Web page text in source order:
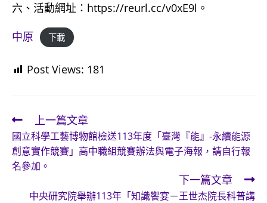
六、活動網址：https://reurl.cc/v0xE9l。
中原
下載
Post Views: 181
Read
more
articles
上一篇文章
國立科學工藝博物館檢送113年度「臺灣『能』-永續能源
創意實作競賽」高中職組競賽辦法與電子海報，請自行報
名參加。
下一篇文章
中央研究院舉辦113年「知識饗宴－王世杰院長科普講